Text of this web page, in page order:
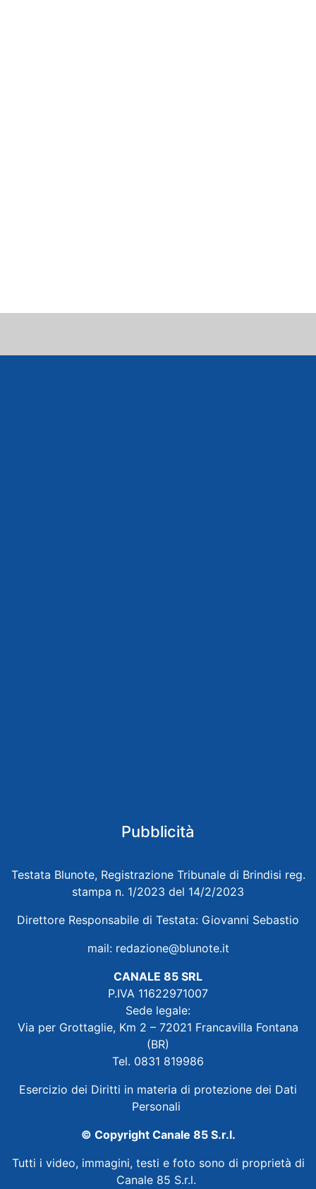
Pubblicità
Testata Blunote, Registrazione Tribunale di Brindisi reg.
stampa n. 1/2023 del 14/2/2023
Direttore Responsabile di Testata: Giovanni Sebastio
mail: redazione@blunote.it
CANALE 85 SRL
P.IVA 11622971007
Sede legale:
Via per Grottaglie, Km 2 – 72021 Francavilla Fontana
(BR)
Tel. 0831 819986
Esercizio dei Diritti in materia di protezione dei Dati
Personali
© Copyright Canale 85 S.r.l.
Tutti i video, immagini, testi e foto sono di proprietà di
Canale 85 S.r.l.